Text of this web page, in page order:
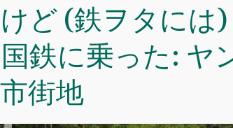
ど (鉄ヲタには
鉄に乗った: ヤ
街地